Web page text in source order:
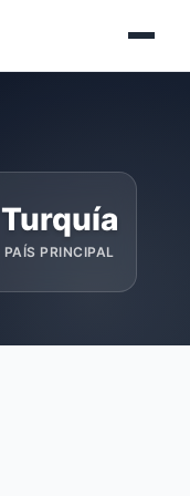
Turquía
PAÍS PRINCIPAL